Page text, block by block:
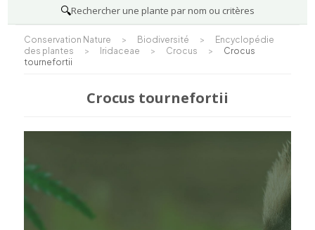
🔍Rechercher une plante par nom ou critères
Conservation Nature > Biodiversité >
Encyclopédie
des plantes
> Iridaceae > Crocus >
Crocus
tournefortii
Crocus tournefortii